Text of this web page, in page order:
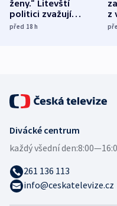
ženy.“ Litevští
politici zvažují
dohodu o
před 18h
z
Divácké centrum
každý všední den:
261 136 113
info@ceskatelevize.cz